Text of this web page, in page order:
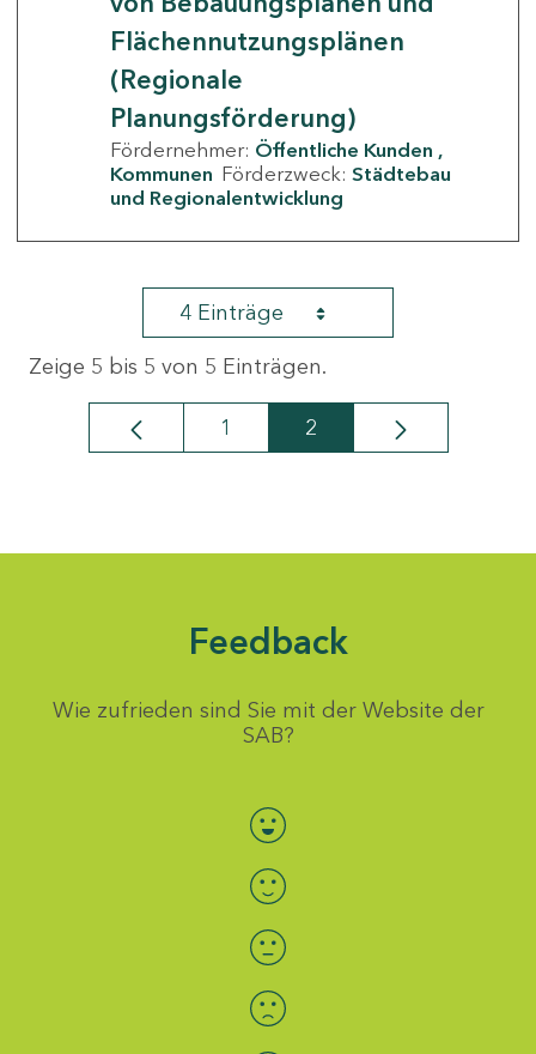
Flächennutzungsplänen
(Regionale
Planungsförderung)
Fördernehmer: Öffentliche Kunden
Kommunen Förderzweck: Städtebau
und Regionalentwicklung
4 Einträge
Zeige 5 bis 5 von 5 Einträgen.
Seite
1 Seite
2
Feedback
Wie zufrieden sind Sie mit der Website der
SAB?
Bewertung auswählen